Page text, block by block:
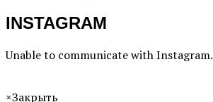
INSTAGRAM
Unable to communicate with Instagram.
×Закрыть